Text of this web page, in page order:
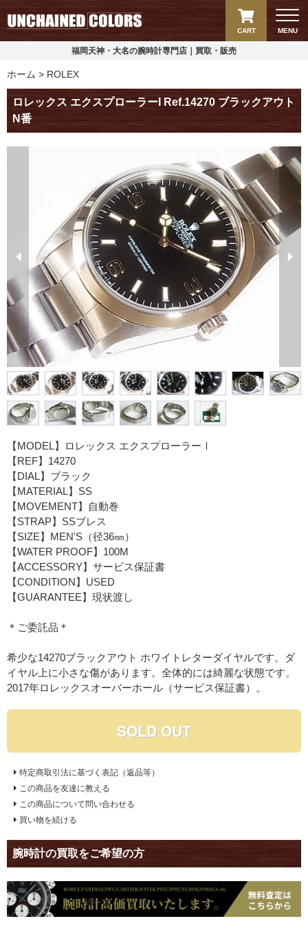
MENU
CART
福岡天神・大名の腕時計専門店｜買取・販売
ホーム ROLEX
ロレックス エクスプローラーI Ref.14270 ブラックアウト
N番
【MODEL】ロレックス エクスプローラーⅠ
【REF】14270
【DIAL】ブラック
【MATERIAL】SS
【MOVEMENT】自動巻
【STRAP】SSブレス
【SIZE】MEN'S（径36㎜）
【WATER PROOF】100M
【ACCESSORY】サービス保証書
【CONDITION】USED
【GUARANTEE】現状渡し
＊ご委託品＊
希少な14270ブラックアウト ホワイトレターダイヤルです。ダ
イヤル上に小さな傷があります。全体的には綺麗な状態です。
2017年ロレックスオーバーホール（サービス保証書）。
SOLD OUT
特定商取引法に基づく表記（返品等）
この商品を友達に教える
この商品について問い合わせる
買い物を続ける
腕時計の買取をご希望の方